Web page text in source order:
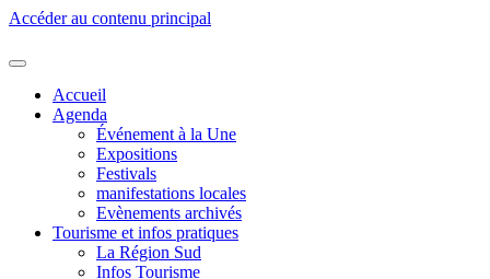
Accéder au contenu principal
Accueil
Agenda
Événement à la Une
Expositions
Festivals
manifestations locales
Evènements archivés
Tourisme et infos pratiques
La Région Sud
Infos Tourisme